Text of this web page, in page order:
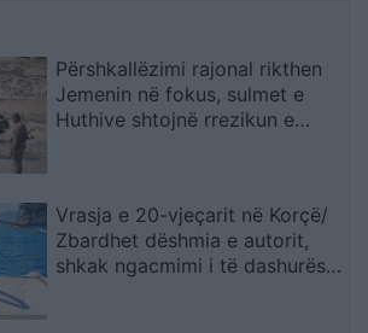
Përshkallëzimi rajonal rikthen
Jemenin në fokus, sulmet e
Huthive shtojnë rrezikun e
Vrasja e 20-vjeçarit në Korçë/
Zbardhet dëshmia e autorit,
shkak ngacmimi i të dashurës